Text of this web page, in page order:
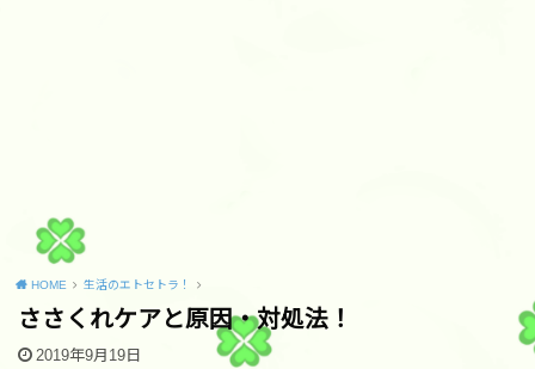
HOME 生活のエトセトラ！
ささくれケアと原因・対処法！
2019年9月19日